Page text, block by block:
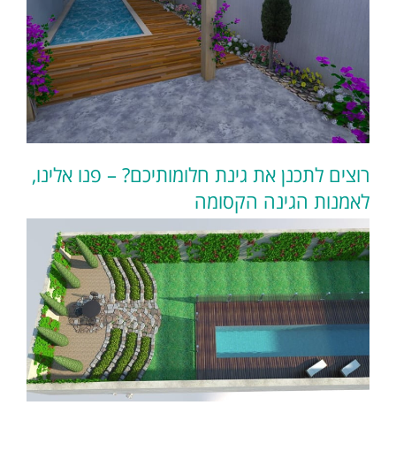
רוצים לתכנן את גינת חלומותיכם? – פנו אלינו,
לאמנות הגינה הקסומה